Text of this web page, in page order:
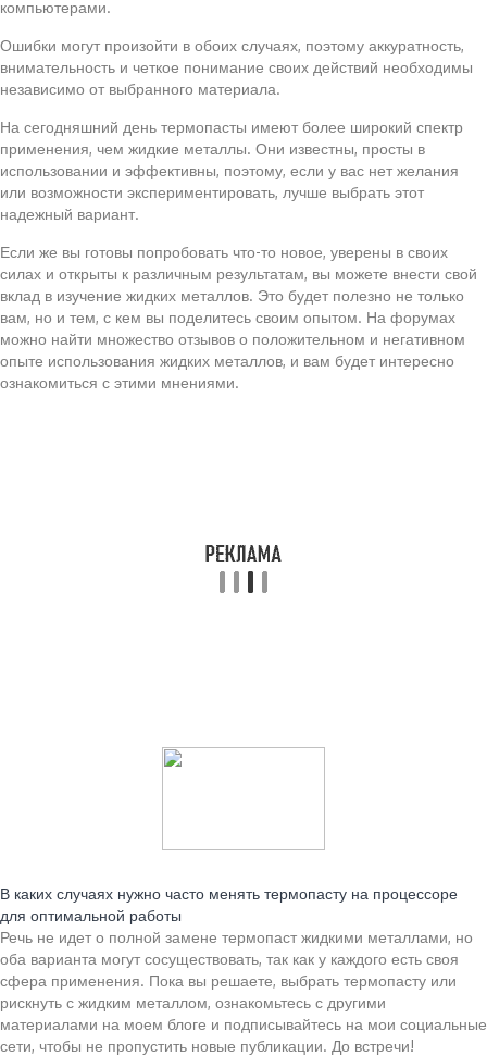
компьютерами.
Ошибки могут произойти в обоих случаях, поэтому аккуратность,
внимательность и четкое понимание своих действий необходимы
независимо от выбранного материала.
На сегодняшний день термопасты имеют более широкий спектр
применения, чем жидкие металлы. Они известны, просты в
использовании и эффективны, поэтому, если у вас нет желания
или возможности экспериментировать, лучше выбрать этот
надежный вариант.
Если же вы готовы попробовать что-то новое, уверены в своих
силах и открыты к различным результатам, вы можете внести свой
вклад в изучение жидких металлов. Это будет полезно не только
вам, но и тем, с кем вы поделитесь своим опытом. На форумах
можно найти множество отзывов о положительном и негативном
опыте использования жидких металлов, и вам будет интересно
ознакомиться с этими мнениями.
В каких случаях нужно часто менять термопасту на процессоре
для оптимальной работы
Речь не идет о полной замене термопаст жидкими металлами, но
оба варианта могут сосуществовать, так как у каждого есть своя
сфера применения. Пока вы решаете, выбрать термопасту или
рискнуть с жидким металлом, ознакомьтесь с другими
материалами на моем блоге и подписывайтесь на мои социальные
сети, чтобы не пропустить новые публикации. До встречи!